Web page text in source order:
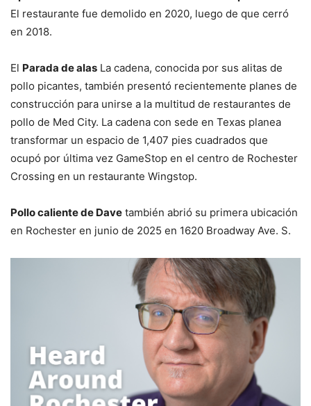
El restaurante fue demolido en 2020, luego de que cerró
en 2018.
El Parada de alas La cadena, conocida por sus alitas de
pollo picantes, también presentó recientemente planes de
construcción para unirse a la multitud de restaurantes de
pollo de Med City. La cadena con sede en Texas planea
transformar un espacio de 1,407 pies cuadrados que
ocupó por última vez GameStop en el centro de Rochester
Crossing en un restaurante Wingstop.
Pollo caliente de Dave también abrió su primera ubicación
en Rochester en junio de 2025 en 1620 Broadway Ave. S.